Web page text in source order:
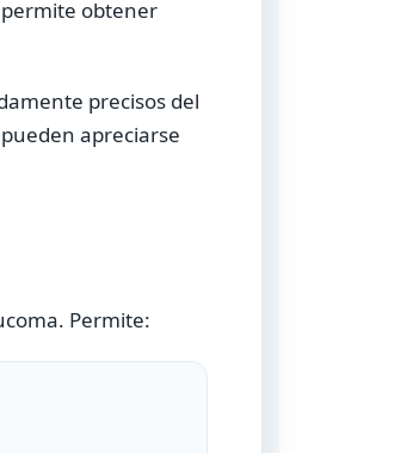
obtener
precisos del
apreciarse
Permite: